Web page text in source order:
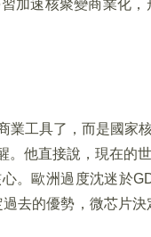
加速核聚變商業化，
工具了，而是國家核
。他直接說，現在的
。歐洲過度沈迷於
去的優勢，微芯片